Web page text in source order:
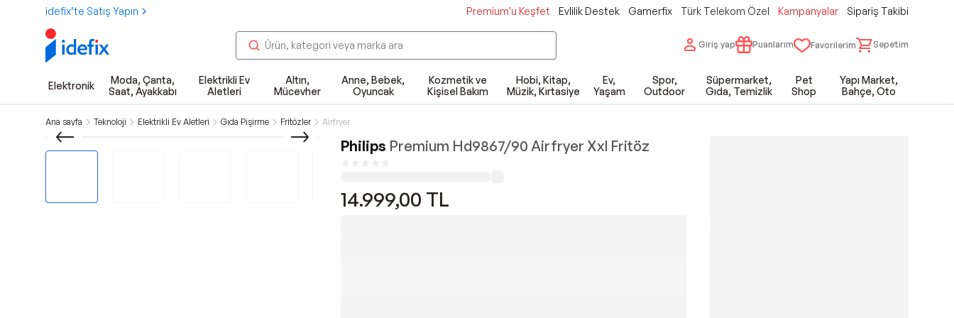
idefix’te Satış Yapın Premium'u Keşfet Evlilik Destek Gamerfix Türk Telekom Özel Kampanyalar Sipariş Takibi
Giriş yap Puanlarım Favorilerim Sepetim
Elektronik
Moda, Çanta,
Saat, Ayakkabı
Elektrikli Ev
Aletleri
Altın,
Mücevher
Anne, Bebek,
Oyuncak
Kozmetik ve
Kişisel Bakım
Hobi, Kitap,
Müzik, Kırtasiye
Ev,
Yaşam
Spor,
Outdoor
Süpermarket,
Gıda, Temizlik
Pet
Shop
Yapı Market,
Bahçe, Oto
Ana sayfa Teknoloji Elektrikli Ev Aletleri Gıda Pişirme Fritözler Airfryer
Philips Premium Hd9867/90 Airfryer Xxl Fritöz
14.999,00 TL